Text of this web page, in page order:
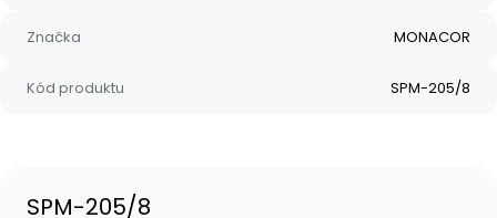
Značka MONACOR
Kód produktu SPM-205/8
SPM-205/8